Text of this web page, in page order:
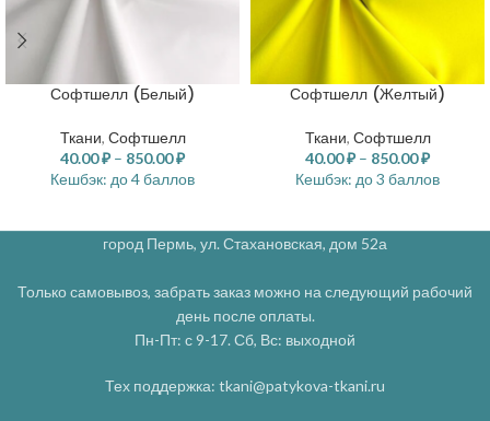
Софтшелл (Белый)
Ткани, Софтшелл
40.00₽ – 850.00₽
Кешбэк: до 4 баллов
Софтшелл (Желтый)
Ткани, Софтшелл
40.00₽ – 850.00₽
Кешбэк: до 3 баллов
город Пермь, ул. Стахановская, дом 52а
Только самовывоз, забрать заказ можно на следующий рабочий
день после оплаты.
Пн-Пт: с 9-17. Сб, Вс: выходной
Тех поддержка: tkani@patykova-tkani.ru